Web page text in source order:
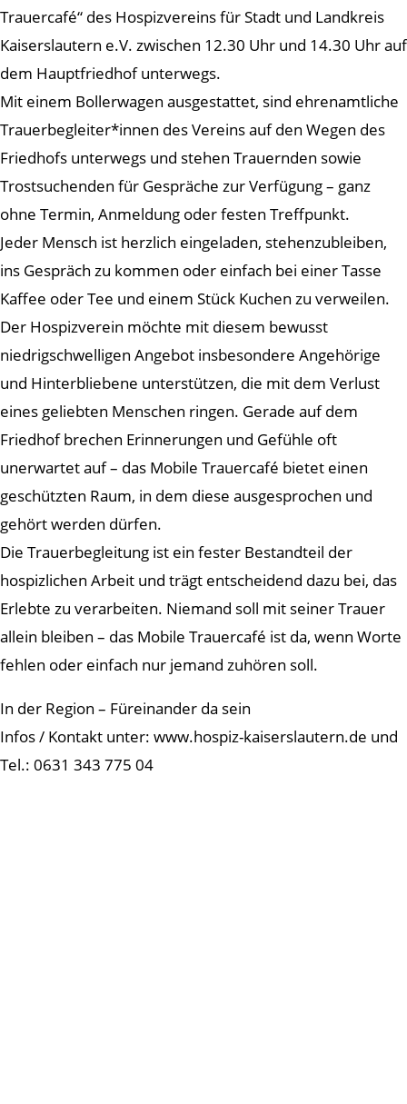
Trauercafé“ des Hospizvereins für Stadt und Landkreis
Kaiserslautern e.V. zwischen 12.30 Uhr und 14.30 Uhr auf
dem Hauptfriedhof unterwegs.
Mit einem Bollerwagen ausgestattet, sind ehrenamtliche
Trauerbegleiter*innen des Vereins auf den Wegen des
Friedhofs unterwegs und stehen Trauernden sowie
Trostsuchenden für Gespräche zur Verfügung – ganz
ohne Termin, Anmeldung oder festen Treffpunkt.
Jeder Mensch ist herzlich eingeladen, stehenzubleiben,
ins Gespräch zu kommen oder einfach bei einer Tasse
Kaffee oder Tee und einem Stück Kuchen zu verweilen.
Der Hospizverein möchte mit diesem bewusst
niedrigschwelligen Angebot insbesondere Angehörige
und Hinterbliebene unterstützen, die mit dem Verlust
eines geliebten Menschen ringen. Gerade auf dem
Friedhof brechen Erinnerungen und Gefühle oft
unerwartet auf – das Mobile Trauercafé bietet einen
geschützten Raum, in dem diese ausgesprochen und
gehört werden dürfen.
Die Trauerbegleitung ist ein fester Bestandteil der
hospizlichen Arbeit und trägt entscheidend dazu bei, das
Erlebte zu verarbeiten. Niemand soll mit seiner Trauer
allein bleiben – das Mobile Trauercafé ist da, wenn Worte
fehlen oder einfach nur jemand zuhören soll.
In der Region – Füreinander da sein
Infos / Kontakt unter: www.hospiz-kaiserslautern.de und
Tel.: 0631 343 775 04